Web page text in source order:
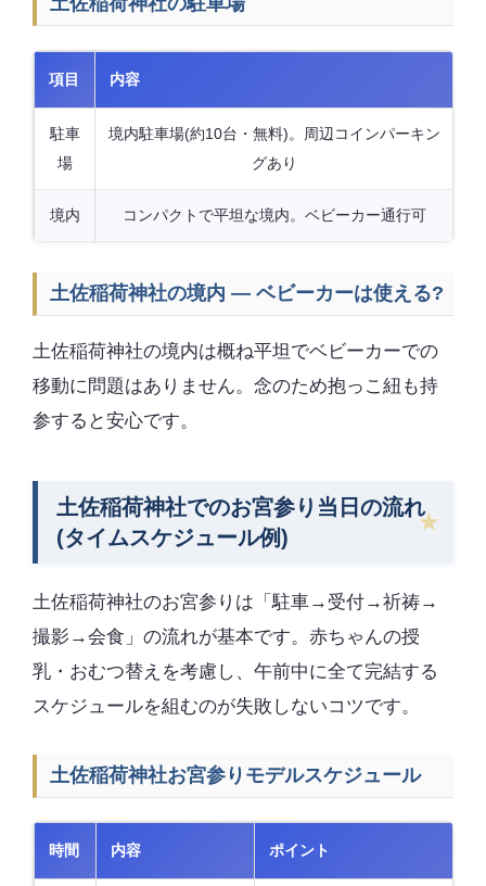
項目 内容
駐車
場
境内駐車場(約10台・無料)。周辺コインパーキン
グあり
境内 コンパクトで平坦な境内。ベビーカー通行可
土佐稲荷神社の境内 — ベビーカーは使える?
土佐稲荷神社の境内は概ね平坦でベビーカーでの
移動に問題はありません。念のため抱っこ紐も持
参すると安心です。
土佐稲荷神社でのお宮参り当日の流れ
(タイムスケジュール例)
土佐稲荷神社のお宮参りは「駐車→受付→祈祷→
撮影→会食」の流れが基本です。赤ちゃんの授
乳・おむつ替えを考慮し、午前中に全て完結する
スケジュールを組むのが失敗しないコツです。
土佐稲荷神社お宮参りモデルスケジュール
時間 内容 ポイント